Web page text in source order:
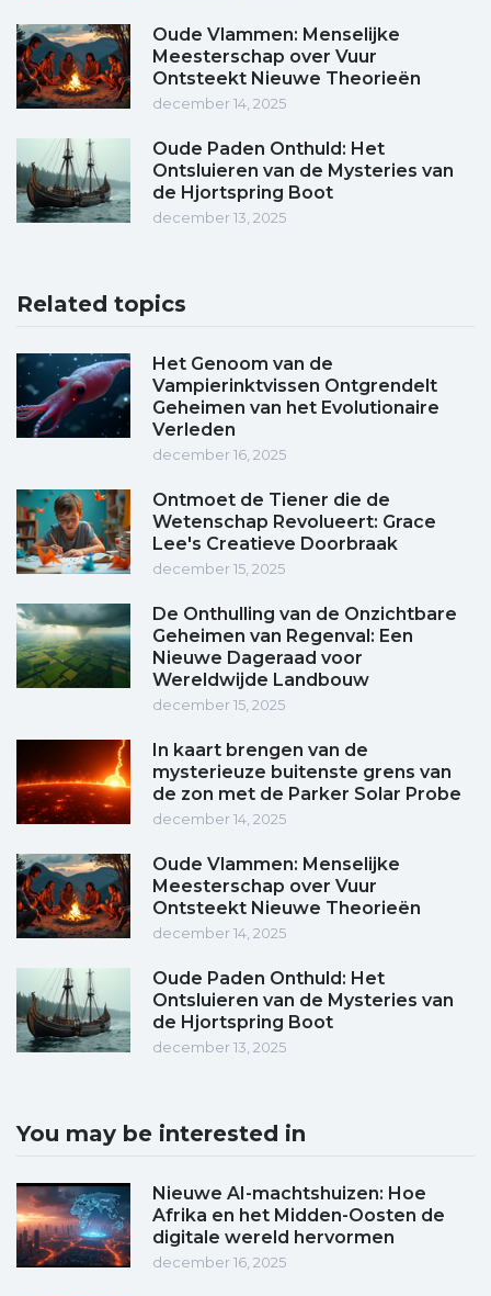
Oude Vlammen: Menselijke
Meesterschap over Vuur
Ontsteekt Nieuwe Theorieën
december 14, 2025
Oude Paden Onthuld: Het
Ontsluieren van de Mysteries van
de Hjortspring Boot
december 13, 2025
Related topics
Het Genoom van de
Vampierinktvissen Ontgrendelt
Geheimen van het Evolutionaire
Verleden
december 16, 2025
Ontmoet de Tiener die de
Wetenschap Revolueert: Grace
Lee's Creatieve Doorbraak
december 15, 2025
De Onthulling van de Onzichtbare
Geheimen van Regenval: Een
Nieuwe Dageraad voor
Wereldwijde Landbouw
december 15, 2025
In kaart brengen van de
mysterieuze buitenste grens van
de zon met de Parker Solar Probe
december 14, 2025
Oude Vlammen: Menselijke
Meesterschap over Vuur
Ontsteekt Nieuwe Theorieën
december 14, 2025
Oude Paden Onthuld: Het
Ontsluieren van de Mysteries van
de Hjortspring Boot
december 13, 2025
You may be interested in
Nieuwe AI-machtshuizen: Hoe
Afrika en het Midden-Oosten de
digitale wereld hervormen
december 16, 2025